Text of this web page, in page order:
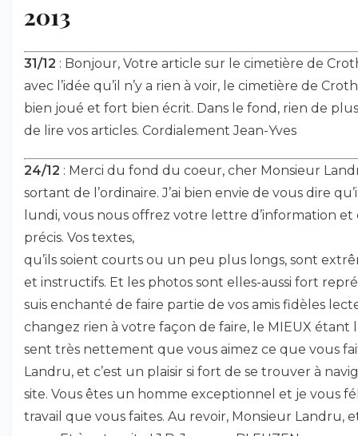
2013
31/12 : Bonjour, Votre article sur le cimetière de
avec l’idée qu’il n’y a rien à voir, le cimetière de
bien joué et fort bien écrit. Dans le fond, rien de
de lire vos articles. Cordialement Jean-Yves
24/12 : Merci du fond du coeur, cher Monsieur
sortant de l’ordinaire. J’ai bien envie de vous dire
lundi, vous nous offrez votre lettre d’information
précis. Vos textes,
qu’ils soient courts ou un peu plus longs, sont
et instructifs. Et les photos sont elles-aussi fort
suis enchanté de faire partie de vos amis fidèles
changez rien à votre façon de faire, le MIEUX étant
sent très nettement que vous aimez ce que vous
Landru, et c’est un plaisir si fort de se trouver à
site. Vous êtes un homme exceptionnel et je vous
travail que vous faites. Au revoir, Monsieur Landru,